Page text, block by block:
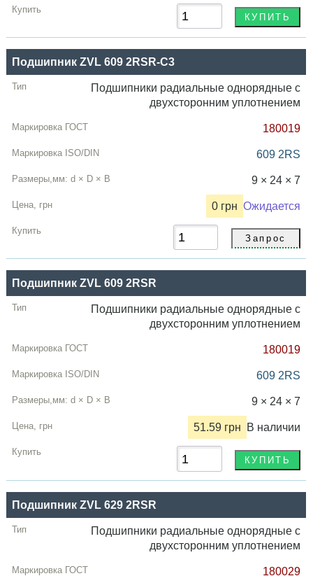
Подшипник ZVL 609 2RSR-C3
Подшипники радиальные однорядные с
двухсторонним уплотнением
180019
609 2RS
9 × 24 × 7
0 грн Ожидается
Подшипник ZVL 609 2RSR
Подшипники радиальные однорядные с
двухсторонним уплотнением
180019
609 2RS
9 × 24 × 7
51.59 грн В наличии
Подшипник ZVL 629 2RSR
Подшипники радиальные однорядные с
двухсторонним уплотнением
180029